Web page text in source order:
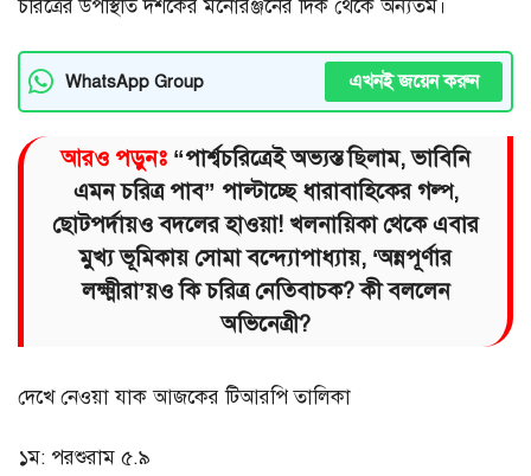
চরিত্রের উপস্থিতি দর্শকের মনোরঞ্জনের দিক থেকে অন্যতম।
WhatsApp Group এখনই জয়েন করুন
আরও পড়ুনঃ “পার্শ্বচরিত্রেই অভ্যস্ত ছিলাম, ভাবিনি
এমন চরিত্র পাব” পাল্টাচ্ছে ধারাবাহিকের গল্প,
ছোটপর্দায়ও বদলের হাওয়া! খলনায়িকা থেকে এবার
মুখ্য ভূমিকায় সোমা বন্দ্যোপাধ্যায়, ‘অন্নপূর্ণার
লক্ষ্মীরা’য়ও কি চরিত্র নেতিবাচক? কী বললেন
অভিনেত্রী?
দেখে নেওয়া যাক আজকের টিআরপি তালিকা
১ম: পরশুরাম ৫.৯